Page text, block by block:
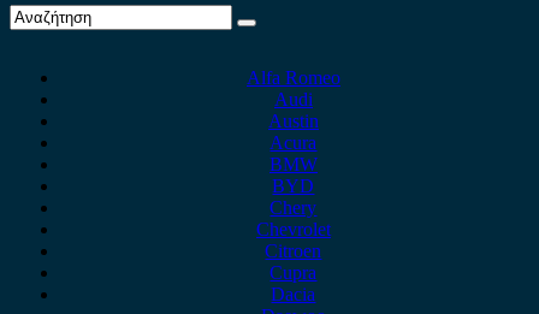
Alfa Romeo
Audi
Austin
Acura
BMW
BYD
Chery
Chevrolet
Citroen
Cupra
Dacia